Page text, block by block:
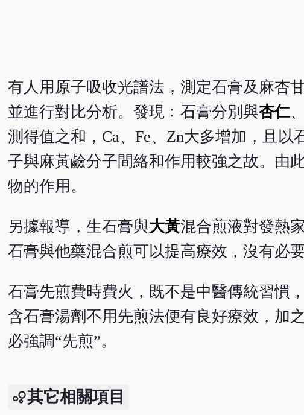
有人用原子吸收光譜法，測定石膏及麻杏
並進行對比分析。發現﹕石膏分別與杏仁
測得值之和，Ca、Fe、Zn大多增加，且
子與麻黃鹼分子間絡和作用較強之故。由
物的作用。
另據報導，生石膏與大黃混合煎液對發熱
石膏與他藥混合煎可以提高療效，沒有必要
石膏先煎費時費火，既不是中醫傳統習慣
含石膏湯劑不用先煎法便有良好療效，加
必強調“先煎”。
其它相關項目